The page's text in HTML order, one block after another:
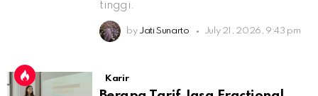
tinggi.
by Jati Sunarto July 21, 2026, 9:43 pm
Karir